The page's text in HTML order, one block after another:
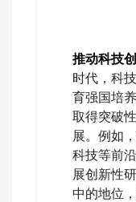
推动科技
时代，科
育强国培
取得突破
展。例如
科技等前
展创新性
中的地位